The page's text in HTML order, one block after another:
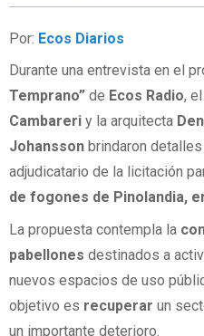
Por: Ecos Diarios
Durante una entrevista en el
Temprano” de Ecos Radio,
Cambareri y la arquitecta
Johansson brindaron
adjudicatario de la licitación
de fogones de Pinolandia,
La propuesta contempla la
pabellones destinados a
nuevos espacios de uso
objetivo es recuperar un
un importante deterioro.